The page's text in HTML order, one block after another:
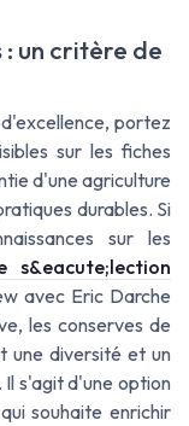
un critère de
portez
sur les fiches
d'une agriculture
durables. Si
sur les
s&eacute;lection
avec Eric Darche
les conserves de
une diversité et un
s'agit d'une option
souhaite enrichir